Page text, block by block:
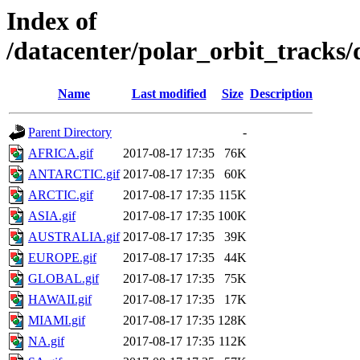
Index of
/datacenter/polar_orbit_tracks/
Name Last modified Size Description
Parent Directory
-
AFRICA.gif
2017-08-17 17:35
76K
ANTARCTIC.gif 2017-08-17 17:35
60K
ARCTIC.gif
2017-08-17 17:35 115K
ASIA.gif
2017-08-17 17:35 100K
AUSTRALIA.gif 2017-08-17 17:35
39K
EUROPE.gif
2017-08-17 17:35
44K
GLOBAL.gif
2017-08-17 17:35
75K
HAWAII.gif
2017-08-17 17:35
17K
MIAMI.gif
2017-08-17 17:35 128K
NA.gif
2017-08-17 17:35 112K